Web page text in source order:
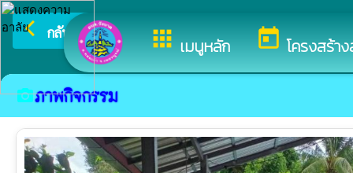
apps เมนูหลัก todayโครงสร้า
arrow_back_ios กลับเมนูหลัก ยินดีต้อนรับสู่เว็บไซต์ขอ
camera_altภาพกิจกรรม